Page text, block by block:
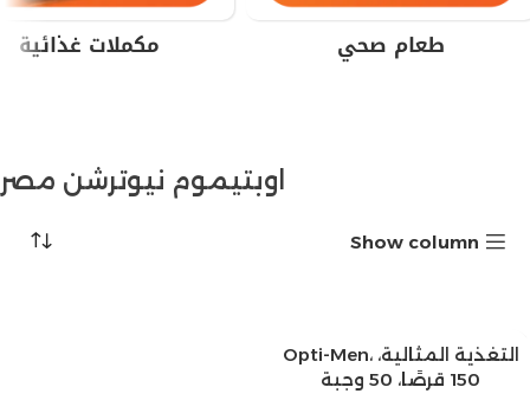
طعام صحي مكملات غذائية
اوبتيموم نيوترشن مصر
Show column
التغذية المثالية، Opti-Men،
150 قرصًا، 50 وجبة